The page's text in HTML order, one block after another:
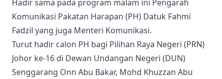
Hadir sama pada program malam ini Pengarah
Komunikasi Pakatan Harapan (PH) Datuk Fahmi
Fadzil yang juga Menteri Komunikasi.
Turut hadir calon PH bagi Pilihan Raya Negeri (PRN)
Johor ke-16 di Dewan Undangan Negeri (DUN)
Senggarang Onn Abu Bakar, Mohd Khuzzan Abu